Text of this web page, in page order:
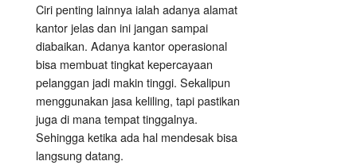
Ciri penting lainnya ialah adanya alamat
kantor jelas dan ini jangan sampai
diabaikan. Adanya kantor operasional
bisa membuat tingkat kepercayaan
pelanggan jadi makin tinggi. Sekalipun
menggunakan jasa keliling, tapi pastikan
juga di mana tempat tinggalnya.
Sehingga ketika ada hal mendesak bisa
langsung datang.